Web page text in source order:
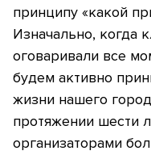
принципу «какой
Изначально, когда
оговаривали все
будем активно
жизни нашего
протяжении шести
организаторами